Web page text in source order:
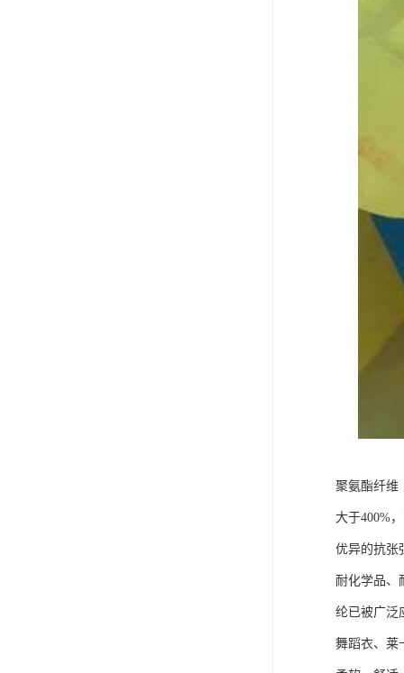
聚氨酯纤维
大于400%
优异的抗张
耐化学品、
纶已被广泛
舞蹈衣、莱